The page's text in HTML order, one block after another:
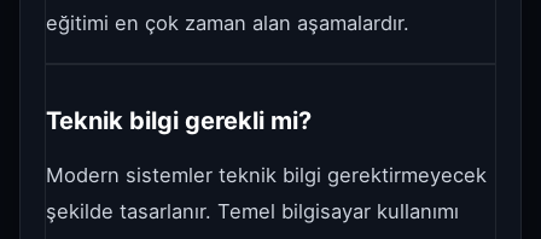
eğitimi en çok zaman alan aşamalardır.
Teknik bilgi gerekli mi?
Modern sistemler teknik bilgi gerektirmeyecek
şekilde tasarlanır. Temel bilgisayar kullanımı